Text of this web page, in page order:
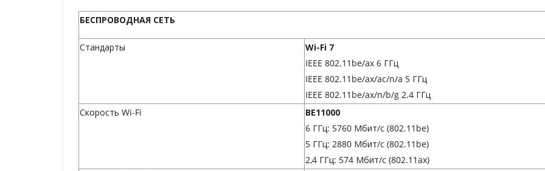
БЕСПРОВОДНАЯ СЕТЬ
Стандарты
Wi-Fi 7
IEEE 802.11be/ax 6 ГГц
IEEE 802.11be/ax/ac/n/a 5 ГГц
IEEE 802.11be/ax/n/b/g 2.4 ГГц
Скорость Wi-Fi
BE11000
6 ГГц: 5760 Мбит/с (802.11be)
5 ГГц: 2880 Мбит/с (802.11be)
2,4 ГГц: 574 Мбит/с (802.11ax)